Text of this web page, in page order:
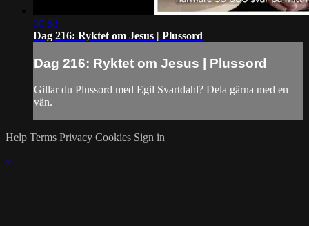
00:58
Dag 216: Ryktet om Jesus | Plussord
Dag 216: Ryktet om Jesus | Plussord
Gillar du Plussord med Egil Svartdahl? Dela gärna med en
vän.
Help Terms Privacy Cookies Sign in
×